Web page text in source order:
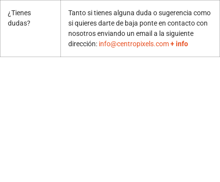
¿Tienes
dudas?
Tanto si tienes alguna duda o sugerencia como
si quieres darte de baja ponte en contacto con
nosotros enviando un email a la siguiente
dirección: info@centropixels.com+ info